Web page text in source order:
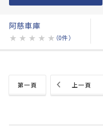
阿慈車庫
★ ★ ★ ★ ★ （0件）
第一頁 上一頁